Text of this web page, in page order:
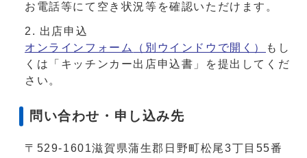
お電話等にて空き状況等を確認いただけます。
出店申込
オンラインフォーム
（別ウインドウで開く）
もし
くは「キッチンカー出店申込書」を提出してくだ
さい。
問い合わせ・申し込み先
〒529-1601滋賀県蒲生郡日野町松尾3丁目55番